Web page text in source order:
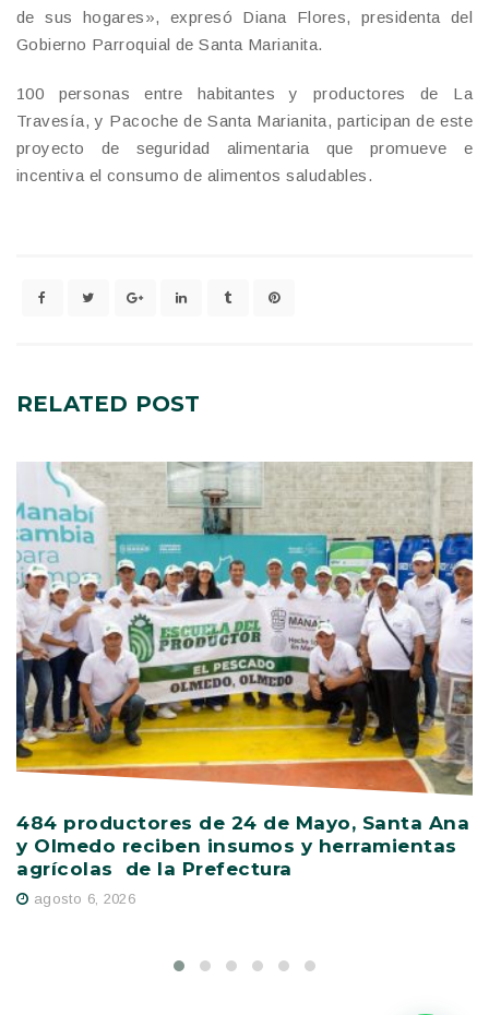
de sus hogares», expresó Diana Flores, presidenta del
Gobierno Parroquial de Santa Marianita.
100 personas entre habitantes y productores de La
Travesía, y Pacoche de Santa Marianita, participan de este
proyecto de seguridad alimentaria que promueve e
incentiva el consumo de alimentos saludables.
RELATED POST
484 productores de 24 de Mayo, Santa Ana
y Olmedo reciben insumos y herramientas
agrícolas de la Prefectura
agosto 6, 2026